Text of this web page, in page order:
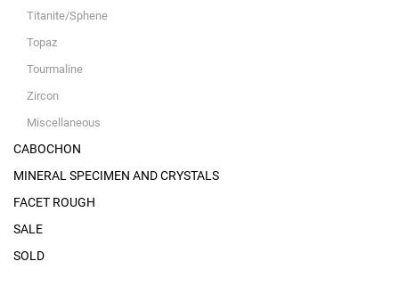
Titanite/Sphene
Topaz
Tourmaline
Zircon
Miscellaneous
CABOCHON
MINERAL SPECIMEN AND CRYSTALS
FACET ROUGH
SALE
SOLD